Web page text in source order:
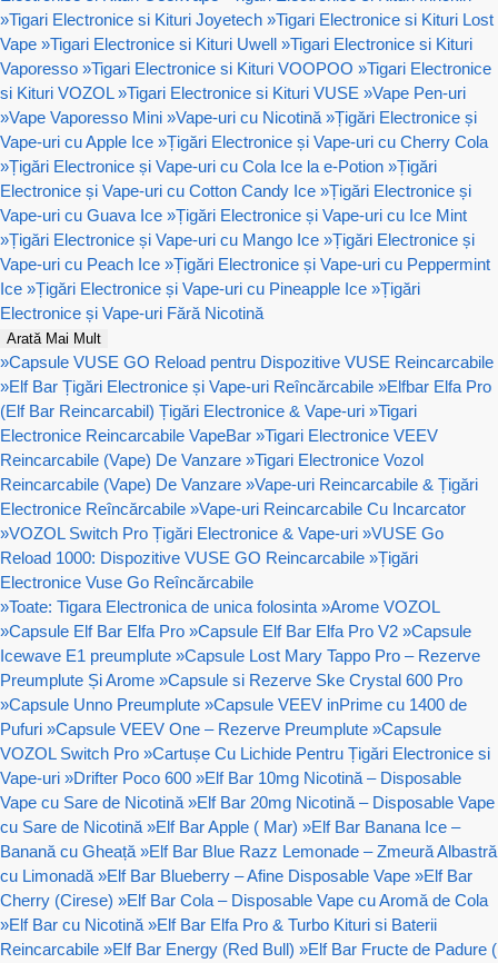
»Tigari Electronice si Kituri Joyetech »Tigari Electronice si Kituri Lost
Vape »Tigari Electronice si Kituri Uwell »Tigari Electronice si Kituri
Vaporesso »Tigari Electronice si Kituri VOOPOO »Tigari Electronice
si Kituri VOZOL »Tigari Electronice si Kituri VUSE »Vape Pen-uri
»Vape Vaporesso Mini »Vape-uri cu Nicotină »Țigări Electronice și
Vape-uri cu Apple Ice »Țigări Electronice și Vape-uri cu Cherry Cola
»Țigări Electronice și Vape-uri cu Cola Ice la e-Potion »Țigări
Electronice și Vape-uri cu Cotton Candy Ice »Țigări Electronice și
Vape-uri cu Guava Ice »Țigări Electronice și Vape-uri cu Ice Mint
»Țigări Electronice și Vape-uri cu Mango Ice »Țigări Electronice și
Vape-uri cu Peach Ice »Țigări Electronice și Vape-uri cu Peppermint
Ice »Țigări Electronice și Vape-uri cu Pineapple Ice »Țigări
Electronice și Vape-uri Fără Nicotină
Arată Mai Mult
»Capsule VUSE GO Reload pentru Dispozitive VUSE Reincarcabile
»Elf Bar Țigări Electronice și Vape-uri Reîncărcabile »Elfbar Elfa Pro
(Elf Bar Reincarcabil) Țigări Electronice & Vape-uri »Tigari
Electronice Reincarcabile VapeBar »Tigari Electronice VEEV
Reincarcabile (Vape) De Vanzare »Tigari Electronice Vozol
Reincarcabile (Vape) De Vanzare »Vape-uri Reincarcabile & Țigări
Electronice Reîncărcabile »Vape-uri Reincarcabile Cu Incarcator
»VOZOL Switch Pro Țigări Electronice & Vape-uri »VUSE Go
Reload 1000: Dispozitive VUSE GO Reincarcabile »Țigări
Electronice Vuse Go Reîncărcabile
»Toate: Tigara Electronica de unica folosinta »Arome VOZOL
»Capsule Elf Bar Elfa Pro »Capsule Elf Bar Elfa Pro V2 »Capsule
Icewave E1 preumplute »Capsule Lost Mary Tappo Pro – Rezerve
Preumplute Și Arome »Capsule si Rezerve Ske Crystal 600 Pro
»Capsule Unno Preumplute »Capsule VEEV inPrime cu 1400 de
Pufuri »Capsule VEEV One – Rezerve Preumplute »Capsule
VOZOL Switch Pro »Cartușe Cu Lichide Pentru Țigări Electronice si
Vape-uri »Drifter Poco 600 »Elf Bar 10mg Nicotină – Disposable
Vape cu Sare de Nicotină »Elf Bar 20mg Nicotină – Disposable Vape
cu Sare de Nicotină »Elf Bar Apple ( Mar) »Elf Bar Banana Ice –
Banană cu Gheață »Elf Bar Blue Razz Lemonade – Zmeură Albastră
cu Limonadă »Elf Bar Blueberry – Afine Disposable Vape »Elf Bar
Cherry (Cirese) »Elf Bar Cola – Disposable Vape cu Aromă de Cola
»Elf Bar cu Nicotină »Elf Bar Elfa Pro & Turbo Kituri si Baterii
Reincarcabile »Elf Bar Energy (Red Bull) »Elf Bar Fructe de Padure (